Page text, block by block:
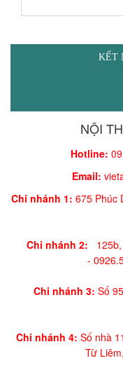
KẾT
NỘI
Hotline:
Email:
Chi nhánh 1: 675 Phúc
Chi nhánh 2:
-
Chi nhánh 3: Số
Chi nhánh 4: Số nhà
Từ